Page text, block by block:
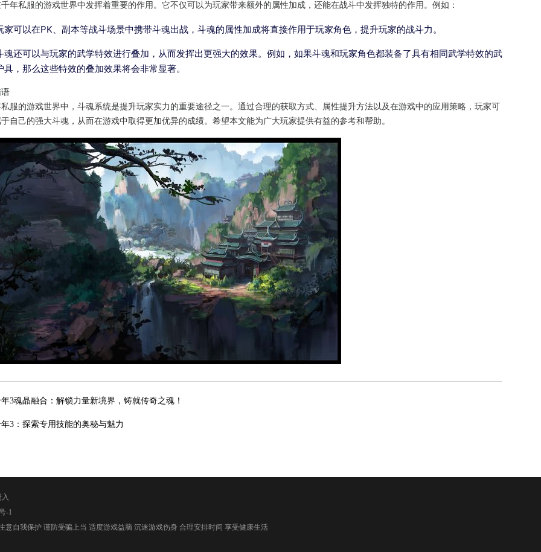
年私服的游戏世界中发挥着重要的作用。它不仅可以为玩家带来额外的属性加成，还能在战斗中发挥独特的作用。例如：
家可以在PK、副本等战斗场景中携带斗魂出战，斗魂的属性加成将直接作用于玩家角色，提升玩家的战斗力。
魂还可以与玩家的武学特效进行叠加，从而发挥出更强大的效果。例如，如果斗魂和玩家角色都装备了具有相同武学特效的武
具，那么这些特效的叠加效果将会非常显著。
服的游戏世界中，斗魂系统是提升玩家实力的重要途径之一。通过合理的获取方式、属性提升方法以及在游戏中的应用策略，玩家可
自己的强大斗魂，从而在游戏中取得更加优异的成绩。希望本文能为广大玩家提供有益的参考和帮助。
3魂晶融合：解锁力量新境界，铸就传奇之魂！
3：探索专用技能的奥秘与魅力
-1
意自我保护 谨防受骗上当 适度游戏益脑 沉迷游戏伤身 合理安排时间 享受健康生活